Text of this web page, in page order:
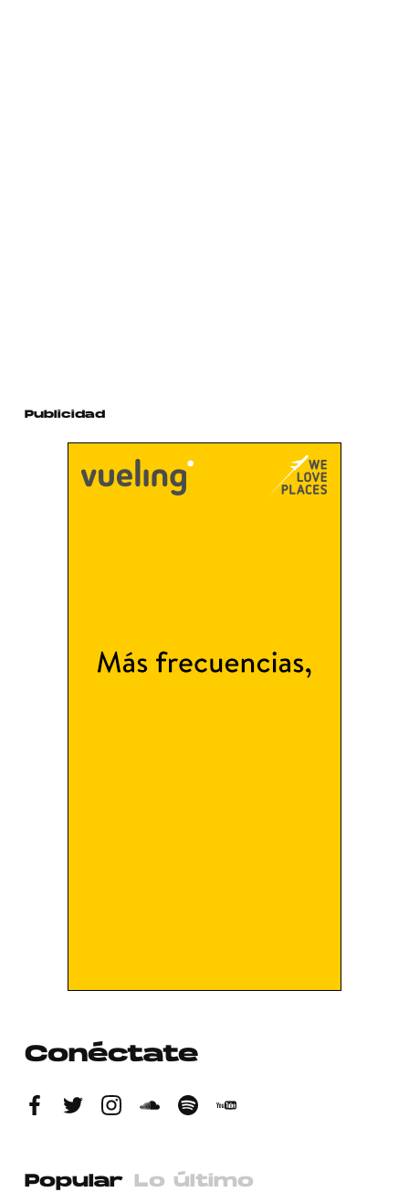
Publicidad
Conéctate
Popular Lo último